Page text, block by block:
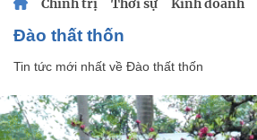
Chính trị Thời sự Kinh doanh
Đào thất thốn
Tin tức mới nhất về Đào thất thốn